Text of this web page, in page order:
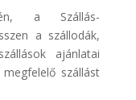
a Szállás-
a szállodák,
ajánlatai
szállást